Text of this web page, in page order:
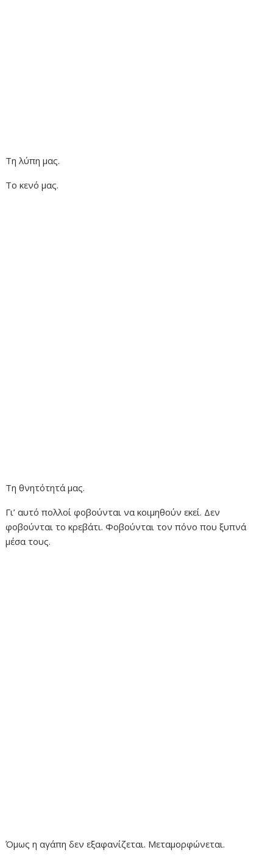
Τη λύπη μας.
Το κενό μας.
Τη θνητότητά μας.
Γι’ αυτό πολλοί φοβούνται να κοιμηθούν εκεί. Δεν
φοβούνται το κρεβάτι. Φοβούνται τον πόνο που ξυπνά
μέσα τους.
Όμως η αγάπη δεν εξαφανίζεται. Μεταμορφώνεται.